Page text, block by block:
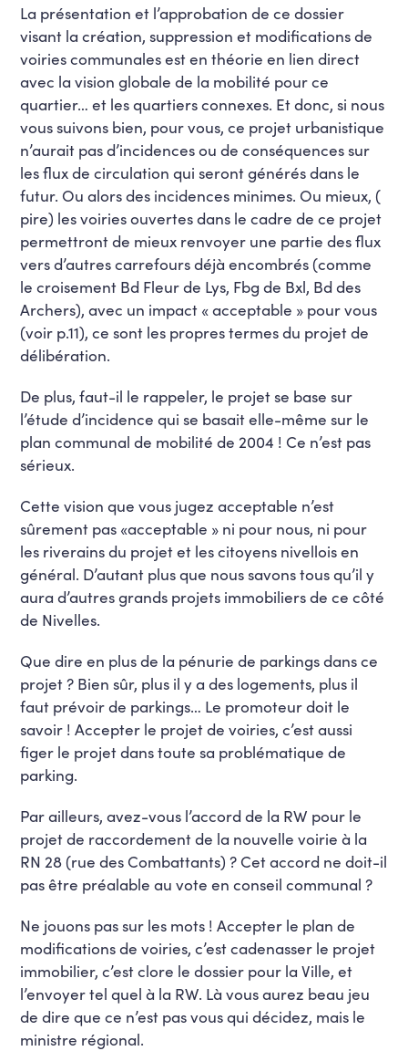
La présentation et l’approbation de ce dossier
visant la création, suppression et modifications de
voiries communales est en théorie en lien direct
avec la vision globale de la mobilité pour ce
quartier… et les quartiers connexes. Et donc, si nous
vous suivons bien, pour vous, ce projet urbanistique
n’aurait pas d’incidences ou de conséquences sur
les flux de circulation qui seront générés dans le
futur. Ou alors des incidences minimes. Ou mieux, (
pire) les voiries ouvertes dans le cadre de ce projet
permettront de mieux renvoyer une partie des flux
vers d’autres carrefours déjà encombrés (comme
le croisement Bd Fleur de Lys, Fbg de Bxl, Bd des
Archers), avec un impact « acceptable » pour vous
(voir p.11), ce sont les propres termes du projet de
délibération.
De plus, faut-il le rappeler, le projet se base sur
l’étude d’incidence qui se basait elle-même sur le
plan communal de mobilité de 2004 ! Ce n’est pas
sérieux.
Cette vision que vous jugez acceptable n’est
sûrement pas «acceptable » ni pour nous, ni pour
les riverains du projet et les citoyens nivellois en
général. D’autant plus que nous savons tous qu’il y
aura d’autres grands projets immobiliers de ce côté
de Nivelles.
Que dire en plus de la pénurie de parkings dans ce
projet ? Bien sûr, plus il y a des logements, plus il
faut prévoir de parkings… Le promoteur doit le
savoir ! Accepter le projet de voiries, c’est aussi
figer le projet dans toute sa problématique de
parking.
Par ailleurs, avez-vous l’accord de la RW pour le
projet de raccordement de la nouvelle voirie à la
RN 28 (rue des Combattants) ? Cet accord ne doit-il
pas être préalable au vote en conseil communal ?
Ne jouons pas sur les mots ! Accepter le plan de
modifications de voiries, c’est cadenasser le projet
immobilier, c’est clore le dossier pour la Ville, et
l’envoyer tel quel à la RW. Là vous aurez beau jeu
de dire que ce n’est pas vous qui décidez, mais le
ministre régional.